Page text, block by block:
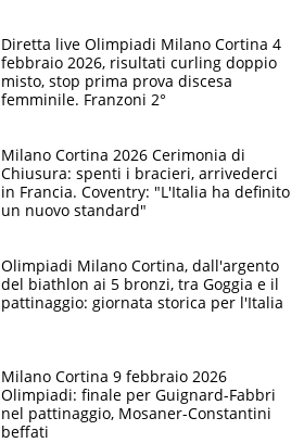
Diretta live Olimpiadi Milano Cortina 4
febbraio 2026, risultati curling doppio
misto, stop prima prova discesa
femminile. Franzoni 2°
Milano Cortina 2026 Cerimonia di
Chiusura: spenti i bracieri, arrivederci
in Francia. Coventry: "L'Italia ha definito
un nuovo standard"
Olimpiadi Milano Cortina, dall'argento
del biathlon ai 5 bronzi, tra Goggia e il
pattinaggio: giornata storica per l'Italia
Milano Cortina 9 febbraio 2026
Olimpiadi: finale per Guignard-Fabbri
nel pattinaggio, Mosaner-Constantini
beffati